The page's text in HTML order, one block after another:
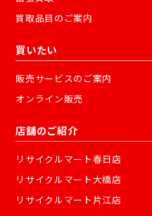
買取品目のご案内
買いたい
販売サービスのご案内
オンライン販売
店舗のご紹介
リサイクルマート春日店
リサイクルマート大橋店
リサイクルマート片江店